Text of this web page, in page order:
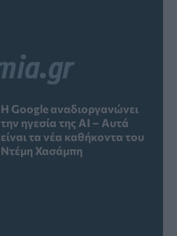
Η Google αναδιοργανώνει
την ηγεσία της AI – Αυτά
είναι τα νέα καθήκοντα του
Ντέμη Χασάμπη